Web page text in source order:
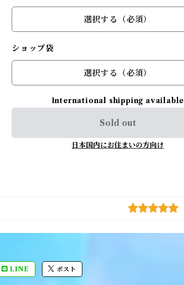
選択する（必須）
ショップ袋
選択する（必須）
International shipping available
Sold out
日本国内にお住まいの方向け
LINE ポスト